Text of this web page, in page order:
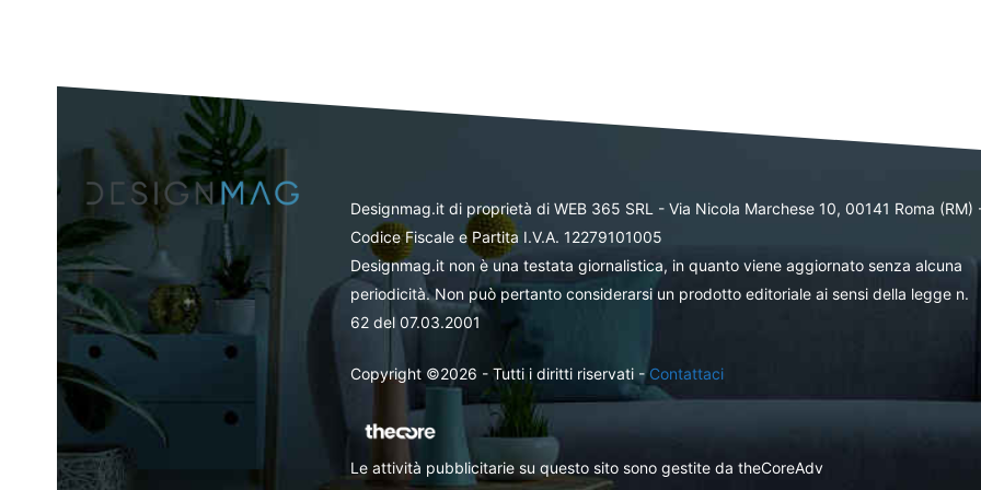
Designmag.it di proprietà di WEB 365 SRL - Via Nicola Marchese 10, 00141 Roma (RM)
Codice Fiscale e Partita I.V.A. 12279101005
Designmag.it non è una testata giornalistica, in quanto viene aggiornato senza alcuna
periodicità. Non può pertanto considerarsi un prodotto editoriale ai sensi della legge n.
62 del 07.03.2001
Copyright ©2026 - Tutti i diritti riservati -Contattaci
Le attività pubblicitarie su questo sito sono gestite da theCoreAdv